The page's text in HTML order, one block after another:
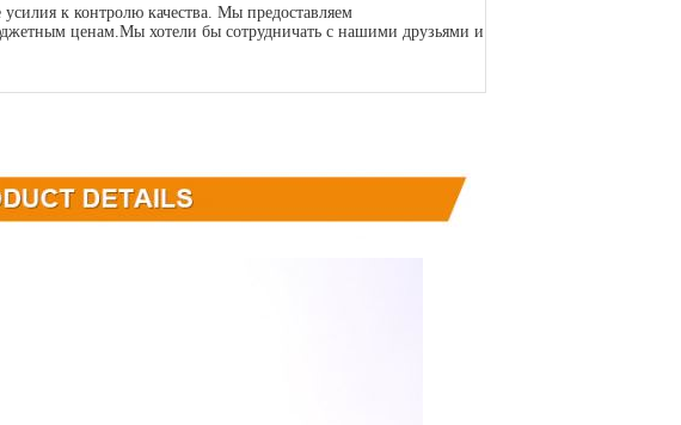
к контролю качества. Мы предоставляем
ценам.Мы хотели бы сотрудничать с нашими друзьями и